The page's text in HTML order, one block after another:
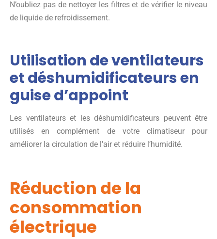
N’oubliez pas de nettoyer les filtres et de vérifier le niveau
de liquide de refroidissement.
Utilisation de ventilateurs
et déshumidificateurs en
guise d’appoint
Les ventilateurs et les déshumidificateurs peuvent être
utilisés en complément de votre climatiseur pour
améliorer la circulation de l’air et réduire l’humidité.
Réduction de la
consommation
électrique